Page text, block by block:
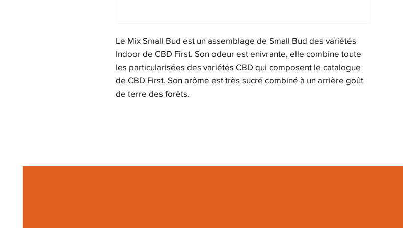
Le Mix Small Bud est un assemblage de Small Bud des variétés
Indoor de CBD First. Son odeur est enivrante, elle combine toute
les particularisées des variétés CBD qui composent le catalogue
de CBD First. Son arôme est très sucré combiné à un arrière goût
de terre des forêts.